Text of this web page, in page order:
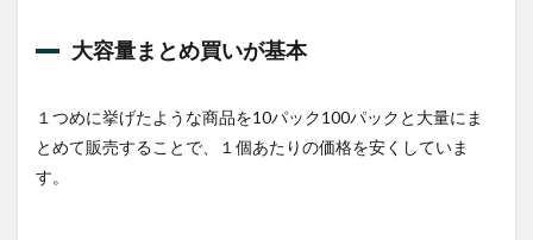
ある
もの
まれ
てい
る
大容量まとめ買いが基本
１つめに挙げたような商品を10パック100パックと大量にま
とめて販売することで、１個あたりの価格を安くしていま
す。